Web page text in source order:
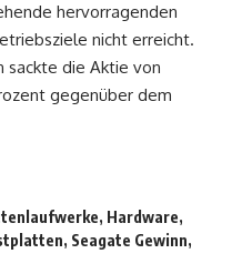
hervorragenden
nicht erreicht.
sackte die Aktie von
gegenüber dem
, Hardware,
, Seagate Gewinn,